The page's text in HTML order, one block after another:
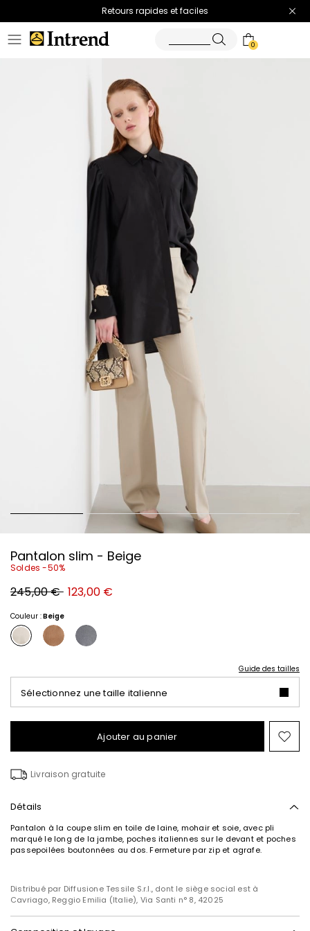
Retours rapides et faciles
0
Pantalon slim - Beige
Soldes -50%
Prix
original
€
245,00 € Nouveau
prix
123,00 €
Couleur :Beige
Guide des tailles
Sélectionnez une taille italienne
Ajouter au panier
Livraison gratuite
Détails
Pantalon à la coupe slim en toile de laine, mohair et soie, avec pli
marqué le long de la jambe, poches italiennes sur le devant et poches
passepoilées boutonnées au dos. Fermeture par zip et agrafe.
Distribué par Diffusione Tessile S.r.l., dont le siège social est à
Cavriago, Reggio Emilia (Italie), Via Santi n° 8, 42025